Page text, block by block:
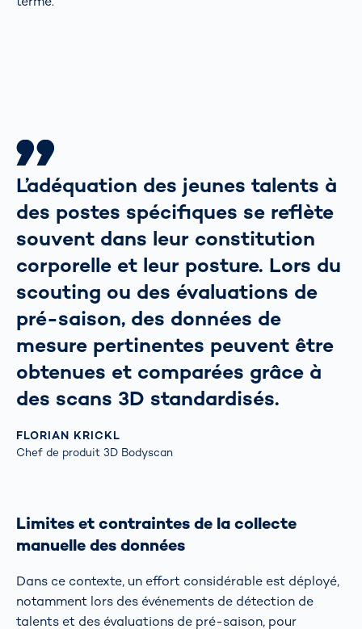
L’adéquation des jeunes talents à
des postes spécifiques se reflète
souvent dans leur constitution
corporelle et leur posture. Lors du
scouting ou des évaluations de
pré-saison, des données de
mesure pertinentes peuvent être
obtenues et comparées grâce à
des scans 3D standardisés.
FLORIAN KRICKL
Chef de produit 3D Bodyscan
Limites et contraintes de la collecte
manuelle des données
Dans ce contexte, un effort considérable est déployé,
notamment lors des événements de détection de
talents et des évaluations de pré-saison, pour